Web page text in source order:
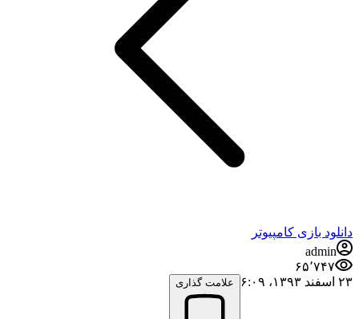
دانلود بازی کامپیوتر
admin
۶۵٬۷۴۷
۲۳ اسفند ۱۳۹۳،‏ ۶:۰۹
علامت گذاری